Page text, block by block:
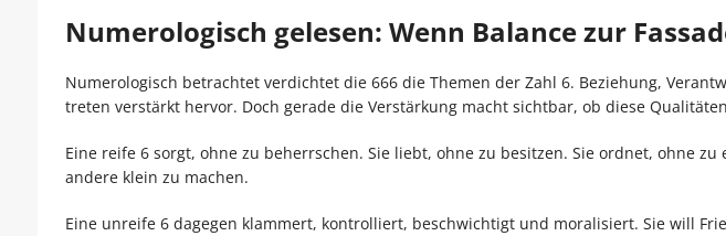
Numerologisch gelesen: Wenn Balance zur
Numerologisch betrachtet verdichtet die 666 die Themen der Zahl 6. Beziehung,
treten verstärkt hervor. Doch gerade die Verstärkung macht sichtbar, ob diese
Eine reife 6 sorgt, ohne zu beherrschen. Sie liebt, ohne zu besitzen. Sie ordnet, ohne
andere klein zu machen.
Eine unreife 6 dagegen klammert, kontrolliert, beschwichtigt und moralisiert. Sie will